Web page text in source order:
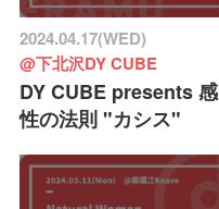
2024.04.17(WED)
@下北沢DY CUBE
DY CUBE presents 感
性の法則 "カシス"